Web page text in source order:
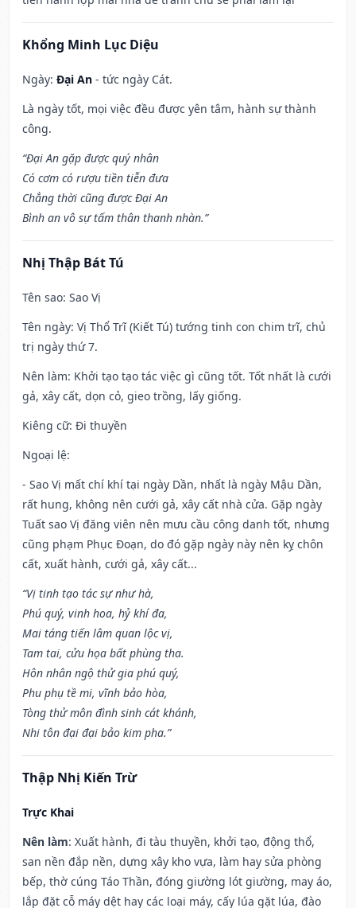
Khổng Minh Lục Diệu
Ngày: Đại An - tức ngày Cát.
Là ngày tốt, mọi việc đều được yên tâm, hành sự thành
công.
“Đại An gặp được quý nhân
Có cơm có rượu tiền tiễn đưa
Chẳng thời cũng được Đại An
Bình an vô sự tấm thân thanh nhàn.”
Nhị Thập Bát Tú
Tên sao: Sao Vị
Tên ngày: Vị Thổ Trĩ (Kiết Tú) tướng tinh con chim trĩ, chủ
trị ngày thứ 7.
Nên làm: Khởi tạo tạo tác việc gì cũng tốt. Tốt nhất là cưới
gả, xây cất, dọn cỏ, gieo trồng, lấy giống.
Kiêng cữ: Đi thuyền
Ngoại lệ:
- Sao Vị mất chí khí tại ngày Dần, nhất là ngày Mậu Dần,
rất hung, không nên cưới gả, xây cất nhà cửa. Gặp ngày
Tuất sao Vị đăng viên nên mưu cầu công danh tốt, nhưng
cũng phạm Phục Đoạn, do đó gặp ngày này nên kỵ chôn
cất, xuất hành, cưới gả, xây cất...
“Vị tinh tạo tác sự như hà,
Phú quý, vinh hoa, hỷ khí đa,
Mai táng tiến lâm quan lộc vị,
Tam tai, cửu họa bất phùng tha.
Hôn nhân ngộ thử gia phú quý,
Phu phụ tề mi, vĩnh bảo hòa,
Tòng thử môn đình sinh cát khánh,
Nhi tôn đại đại bảo kim pha.”
Thập Nhị Kiến Trừ
Trực Khai
Nên làm: Xuất hành, đi tàu thuyền, khởi tạo, động thổ,
san nền đắp nền, dựng xây kho vựa, làm hay sửa phòng
bếp, thờ cúng Táo Thần, đóng giường lót giường, may áo,
lắp đặt cỗ máy dệt hay các loại máy, cấy lúa gặt lúa, đào